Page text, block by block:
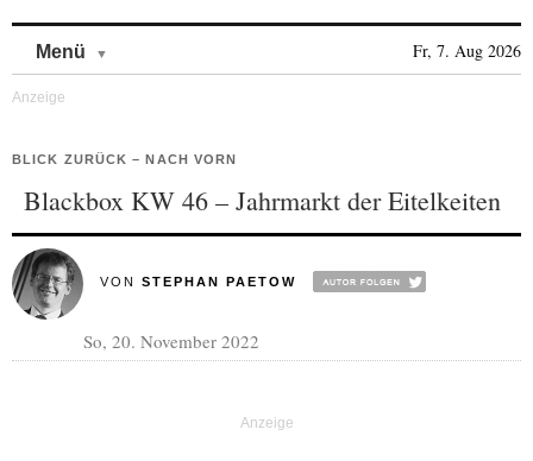
Menü Fr, 7. Aug 2026
BLICK ZURÜCK – NACH VORN
Blackbox KW 46 – Jahrmarkt der Eitelkeiten
VON STEPHAN PAETOW
So, 20. November 2022